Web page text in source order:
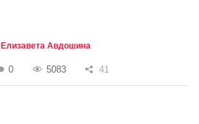
Елизавета Авдошина
0 5083 41